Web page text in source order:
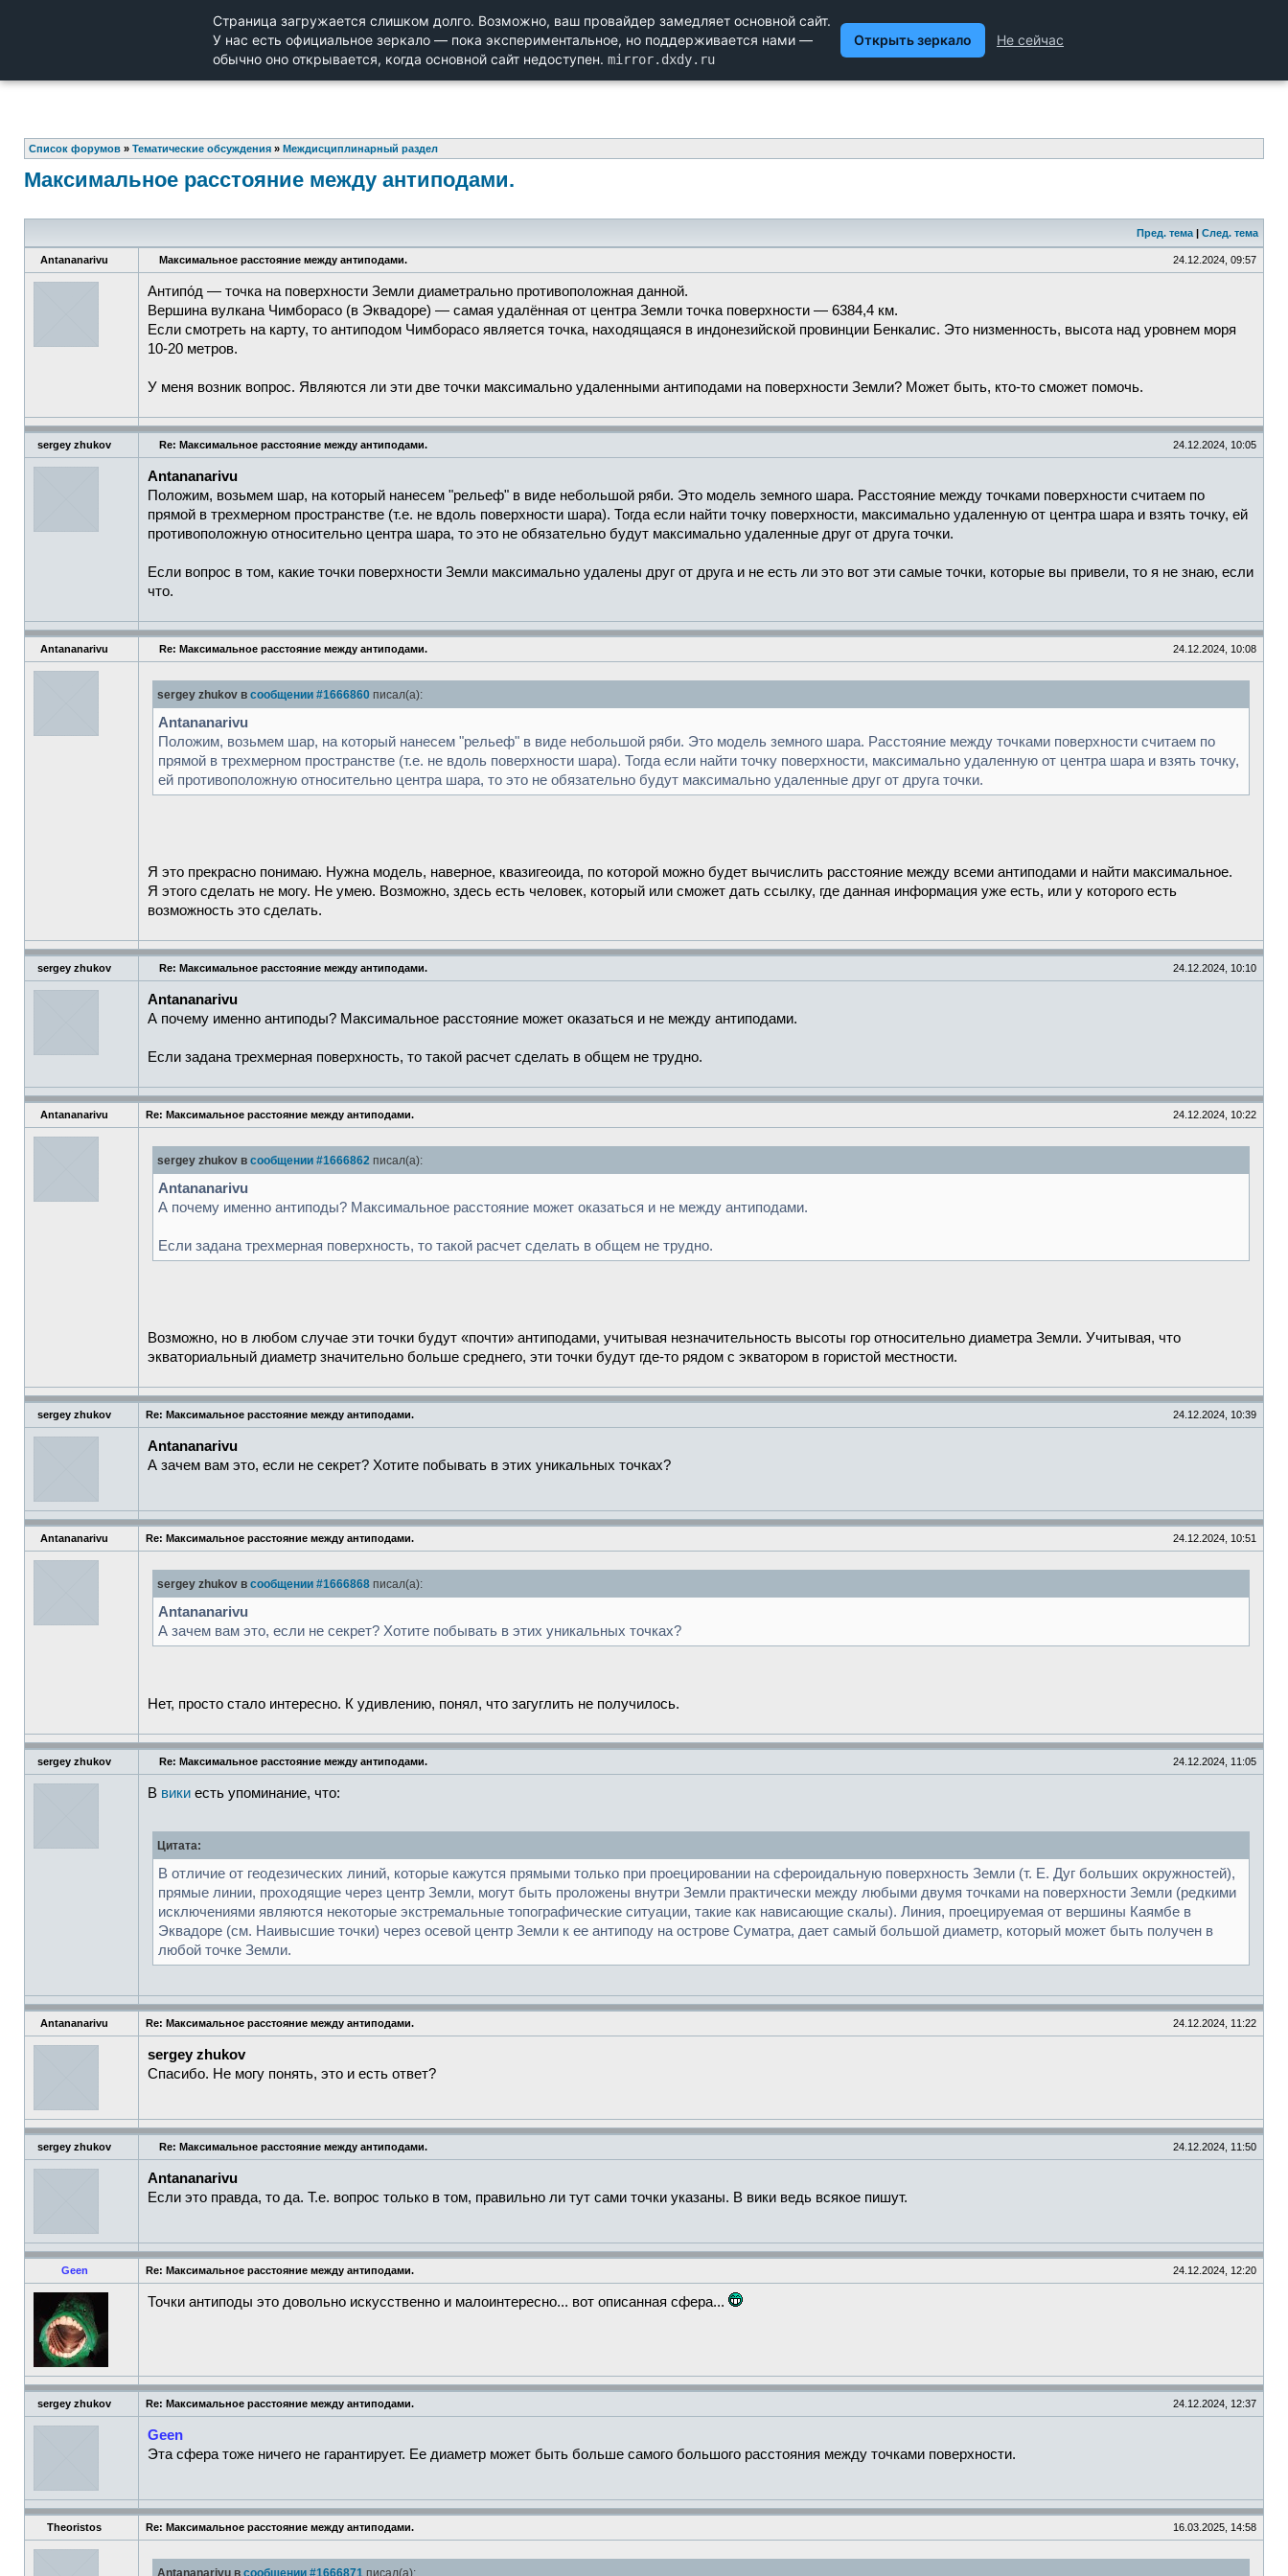
Научный форум dxdy
Математика, Физика, Computer Science, Machine Learning, LaTeX, Механика и Техника, Химия,
Биология и Медицина, Экономика и Финансовая Математика, Гуманитарные науки
Список форумов » Тематические обсуждения » Междисциплинарный раздел
Максимальное расстояние между антиподами.
Пред. тема | След. тема
Antananarivu Максимальное расстояние между антиподами. 24.12.2024, 09:57
Антипо́д — точка на поверхности Земли диаметрально противоположная данной.
Вершина вулкана Чимборасо (в Эквадоре) — самая удалённая от центра Земли точка поверхности — 6384,4 км.
Если смотреть на карту, то антиподом Чимборасо является точка, находящаяся в индонезийской провинции Бенкалис. Это низменность, высота над уровнем моря
10-20 метров.
У меня возник вопрос. Являются ли эти две точки максимально удаленными антиподами на поверхности Земли? Может быть, кто-то сможет помочь.
sergey zhukov Re: Максимальное расстояние между антиподами. 24.12.2024, 10:05
Antananarivu
Положим, возьмем шар, на который нанесем "рельеф" в виде небольшой ряби. Это модель земного шара. Расстояние между точками поверхности считаем по
прямой в трехмерном пространстве (т.е. не вдоль поверхности шара). Тогда если найти точку поверхности, максимально удаленную от центра шара и взять точку, ей
противоположную относительно центра шара, то это не обязательно будут максимально удаленные друг от друга точки.
Если вопрос в том, какие точки поверхности Земли максимально удалены друг от друга и не есть ли это вот эти самые точки, которые вы привели, то я не знаю, если
что.
Antananarivu Re: Максимальное расстояние между антиподами. 24.12.2024, 10:08
sergey zhukov в сообщении #1666860 писал(а):
Antananarivu
Положим, возьмем шар, на который нанесем "рельеф" в виде небольшой ряби. Это модель земного шара. Расстояние между точками поверхности считаем по
прямой в трехмерном пространстве (т.е. не вдоль поверхности шара). Тогда если найти точку поверхности, максимально удаленную от центра шара и взять точку,
ей противоположную относительно центра шара, то это не обязательно будут максимально удаленные друг от друга точки.
Я это прекрасно понимаю. Нужна модель, наверное, квазигеоида, по которой можно будет вычислить расстояние между всеми антиподами и найти максимальное.
Я этого сделать не могу. Не умею. Возможно, здесь есть человек, который или сможет дать ссылку, где данная информация уже есть, или у которого есть
возможность это сделать.
sergey zhukov Re: Максимальное расстояние между антиподами. 24.12.2024, 10:10
Antananarivu
А почему именно антиподы? Максимальное расстояние может оказаться и не между антиподами.
Если задана трехмерная поверхность, то такой расчет сделать в общем не трудно.
Antananarivu Re: Максимальное расстояние между антиподами. 24.12.2024, 10:22
sergey zhukov в сообщении #1666862 писал(а):
Antananarivu
А почему именно антиподы? Максимальное расстояние может оказаться и не между антиподами.
Если задана трехмерная поверхность, то такой расчет сделать в общем не трудно.
Возможно, но в любом случае эти точки будут «почти» антиподами, учитывая незначительность высоты гор относительно диаметра Земли. Учитывая, что
экваториальный диаметр значительно больше среднего, эти точки будут где-то рядом с экватором в гористой местности.
sergey zhukov Re: Максимальное расстояние между антиподами. 24.12.2024, 10:39
Antananarivu
А зачем вам это, если не секрет? Хотите побывать в этих уникальных точках?
Antananarivu Re: Максимальное расстояние между антиподами. 24.12.2024, 10:51
sergey zhukov в сообщении #1666868 писал(а):
Antananarivu
А зачем вам это, если не секрет? Хотите побывать в этих уникальных точках?
Нет, просто стало интересно. К удивлению, понял, что загуглить не получилось.
sergey zhukov Re: Максимальное расстояние между антиподами. 24.12.2024, 11:05
В вики есть упоминание, что:
Цитата:
В отличие от геодезических линий, которые кажутся прямыми только при проецировании на сфероидальную поверхность Земли (т. Е. Дуг больших окружностей),
прямые линии, проходящие через центр Земли, могут быть проложены внутри Земли практически между любыми двумя точками на поверхности Земли (редкими
исключениями являются некоторые экстремальные топографические ситуации, такие как нависающие скалы). Линия, проецируемая от вершины Каямбе в
Эквадоре (см. Наивысшие точки) через осевой центр Земли к ее антиподу на острове Суматра, дает самый большой диаметр, который может быть получен в
любой точке Земли.
Antananarivu Re: Максимальное расстояние между антиподами. 24.12.2024, 11:22
sergey zhukov
Спасибо. Не могу понять, это и есть ответ?
sergey zhukov Re: Максимальное расстояние между антиподами. 24.12.2024, 11:50
Antananarivu
Если это правда, то да. Т.е. вопрос только в том, правильно ли тут сами точки указаны. В вики ведь всякое пишут.
Geen Re: Максимальное расстояние между антиподами. 24.12.2024, 12:20
Точки антиподы это довольно искусственно и малоинтересно... вот описанная сфера...
sergey zhukov Re: Максимальное расстояние между антиподами. 24.12.2024, 12:37
Geen
Эта сфера тоже ничего не гарантирует. Ее диаметр может быть больше самого большого расстояния между точками поверхности.
Theoristos Re: Максимальное расстояние между антиподами. 16.03.2025, 14:58
Antananarivu в сообщении #1666871 писал(а):